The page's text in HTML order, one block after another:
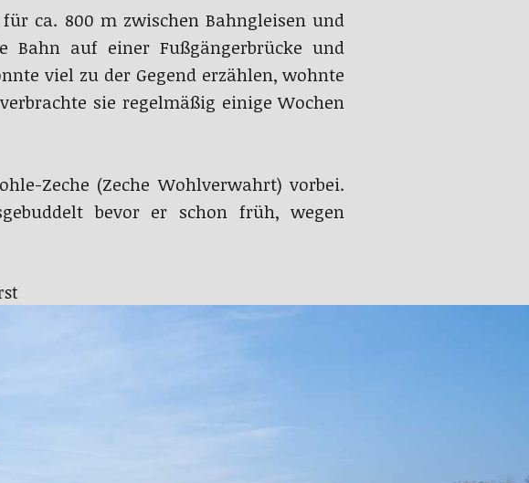
ca. 800 m zwischen Bahngleisen und
Bahn auf einer Fußgängerbrücke und
viel zu der Gegend erzählen, wohnte
sie regelmäßig einige Wochen
Zeche (Zeche Wohlverwahrt) vorbei.
bevor er schon früh, wegen